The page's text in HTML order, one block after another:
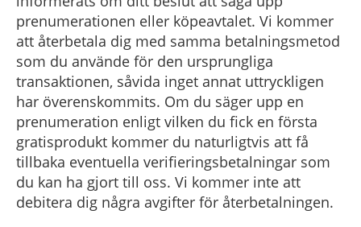
prenumerationen eller köpeavtalet. Vi kommer
att återbetala dig med samma betalningsmetod
som du använde för den ursprungliga
transaktionen, såvida inget annat uttryckligen
har överenskommits. Om du säger upp en
prenumeration enligt vilken du fick en första
gratisprodukt kommer du naturligtvis att få
tillbaka eventuella verifieringsbetalningar som
du kan ha gjort till oss. Vi kommer inte att
debitera dig några avgifter för återbetalningen.